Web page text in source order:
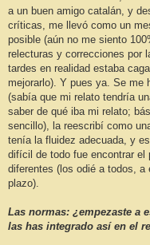
a un buen amigo catalán, y
críticas, me llevó como un
posible (aún no me siento
relecturas y correcciones por
tardes en realidad estaba
mejorarlo). Y pues ya. Se
(sabía que mi relato tendría
saber de qué iba mi relato;
sencillo), la reescribí como
tenía la fluidez adecuada, y
difícil de todo fue encontrar el
diferentes (los odié a todos, a
plazo).
Las normas: ¿empezaste a
las has integrado así en el